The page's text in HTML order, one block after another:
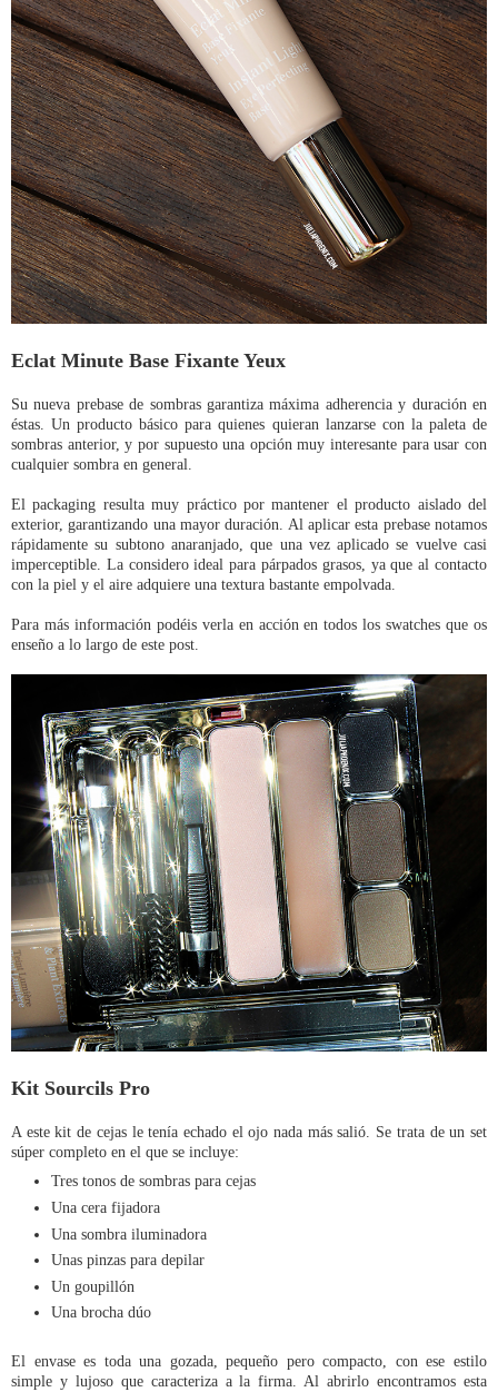
Eclat Minute Base Fixante Yeux
Su nueva prebase de sombras garantiza máxima adherencia y duración en
éstas. Un producto básico para quienes quieran lanzarse con la paleta de
sombras anterior, y por supuesto una opción muy interesante para usar con
cualquier sombra en general.
El packaging resulta muy práctico por mantener el producto aislado del
exterior, garantizando una mayor duración. Al aplicar esta prebase notamos
rápidamente su subtono anaranjado, que una vez aplicado se vuelve casi
imperceptible. La considero ideal para párpados grasos, ya que al contacto
con la piel y el aire adquiere una textura bastante empolvada.
Para más información podéis verla en acción en todos los swatches que os
enseño a lo largo de este post.
Kit Sourcils Pro
A este kit de cejas le tenía echado el ojo nada más salió. Se trata de un set
súper completo en el que se incluye:
Tres tonos de sombras para cejas
Una cera fijadora
Una sombra iluminadora
Unas pinzas para depilar
Un goupillón
Una brocha dúo
El envase es toda una gozada, pequeño pero compacto, con ese estilo
simple y lujoso que caracteriza a la firma. Al abrirlo encontramos esta